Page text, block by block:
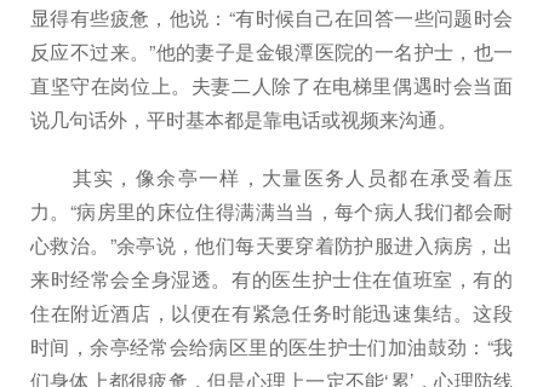
显得有些疲惫，他说：“有时候自己在回答一些问题时会
反应不过来。”他的妻子是金银潭医院的一名护士，也一
直坚守在岗位上。夫妻二人除了在电梯里偶遇时会当面
说几句话外，平时基本都是靠电话或视频来沟通。
其实，像余亭一样，大量医务人员都在承受着压
力。“病房里的床位住得满满当当，每个病人我们都会耐
心救治。”余亭说，他们每天要穿着防护服进入病房，出
来时经常会全身湿透。有的医生护士住在值班室，有的
住在附近酒店，以便在有紧急任务时能迅速集结。这段
时间，余亭经常会给病区里的医生护士们加油鼓劲：“我
们身体上都很疲惫，但是心理上一定不能‘累’，心理防线